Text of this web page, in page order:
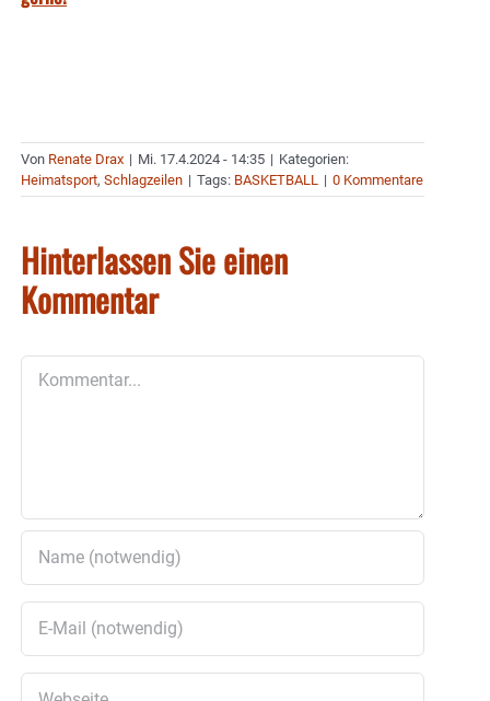
Von Renate Drax | Mi. 17.4.2024 - 14:35 | Kategorien:
Heimatsport, Schlagzeilen | Tags: BASKETBALL | 0 Kommentare
Hinterlassen Sie einen
Kommentar